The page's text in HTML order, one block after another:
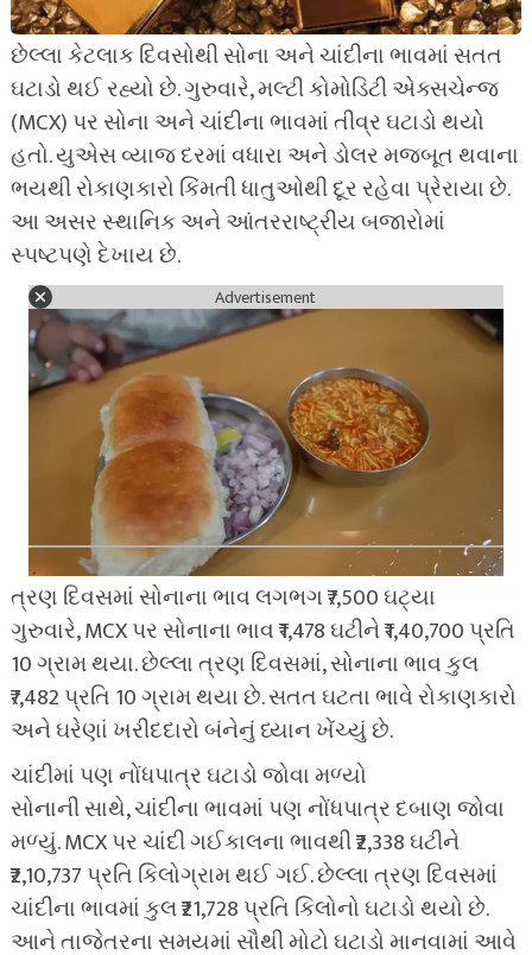
છેલ્લા કેટલાક દિવસોથી સોના અને ચાંદીના ભાવમાં સતત
ઘટાડો થઈ રહ્યો છે. ગુરુવારે, મલ્ટી કોમોડિટી એક્સચેન્જ
(MCX) પર સોના અને ચાંદીના ભાવમાં તીવ્ર ઘટાડો થયો
હતો. યુએસ વ્યાજ દરમાં વધારા અને ડોલર મજબૂત થવાના
ભયથી રોકાણકારો કિંમતી ધાતુઓથી દૂર રહેવા પ્રેરાયા છે.
આ અસર સ્થાનિક અને આંતરરાષ્ટ્રીય બજારોમાં
સ્પષ્ટપણે દેખાય છે.
Advertisement
ત્રણ દિવસમાં સોનાના ભાવ લગભગ ₹7,500 ઘટ્યા
ગુરુવારે, MCX પર સોનાના ભાવ ₹1,478 ઘટીને ₹1,40,700 પ્રતિ
10 ગ્રામ થયા. છેલ્લા ત્રણ દિવસમાં, સોનાના ભાવ કુલ
₹7,482 પ્રતિ 10 ગ્રામ થયા છે. સતત ઘટતા ભાવે રોકાણકારો
અને ઘરેણાં ખરીદદારો બંનેનું ધ્યાન ખેંચ્યું છે.
ચાંદીમાં પણ નોંધપાત્ર ઘટાડો જોવા મળ્યો
સોનાની સાથે, ચાંદીના ભાવમાં પણ નોંધપાત્ર દબાણ જોવા
મળ્યું. MCX પર ચાંદી ગઈકાલના ભાવથી ₹2,338 ઘટીને
₹2,10,737 પ્રતિ કિલોગ્રામ થઈ ગઈ. છેલ્લા ત્રણ દિવસમાં
ચાંદીના ભાવમાં કુલ ₹21,728 પ્રતિ કિલોનો ઘટાડો થયો છે.
આને તાજેતરના સમયમાં સૌથી મોટો ઘટાડો માનવામાં આવે